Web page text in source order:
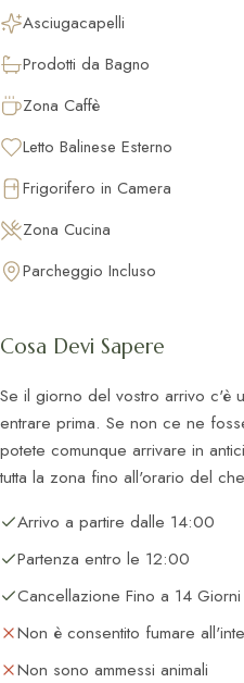
Asciugacapelli
Prodotti da Bagno
Zona Caffè
Letto Balinese Esterno
Frigorifero in Camera
Zona Cucina
Parcheggio Incluso
Cosa Devi Sapere
Se il giorno del vostro arrivo c'è
entrare prima. Se non ce ne
potete comunque arrivare in
tutta la zona fino all'orario del
Arrivo a partire dalle 14:00
Partenza entro le 12:00
Cancellazione Fino a 14 Giorni
Non è consentito fumare
Non sono ammessi animali